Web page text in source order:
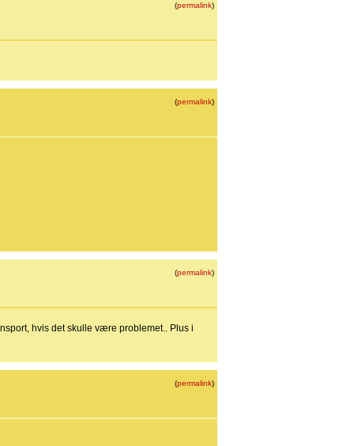
(permalink)
(permalink)
(permalink)
hvis det skulle være problemet.. Plus i
(permalink)